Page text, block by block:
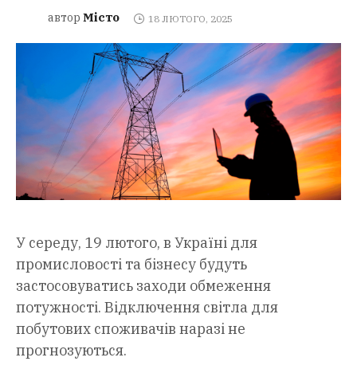
автор Місто 18 ЛЮТОГО, 2025
У середу, 19 лютого, в Україні для
промисловості та бізнесу будуть
застосовуватись заходи обмеження
потужності. Відключення світла для
побутових споживачів наразі не
прогнозуються.